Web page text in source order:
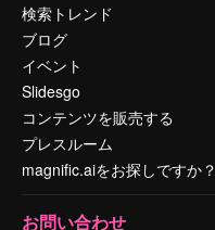
検索トレンド
ブログ
イベント
Slidesgo
コンテンツを販売する
プレスルーム
magnific.aiをお探しですか？
お問い合わせ